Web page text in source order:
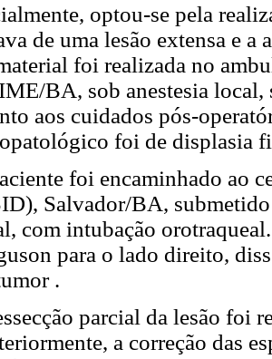
optou-se pela
de uma lesão extensa e
foi realizada no
BA, sob anestesia local,
aos cuidados pós-
foi de displasia
foi encaminhado ao
Salvador/BA,
com intubação
para o lado direito,
.
parcial da lesão foi
a correção das